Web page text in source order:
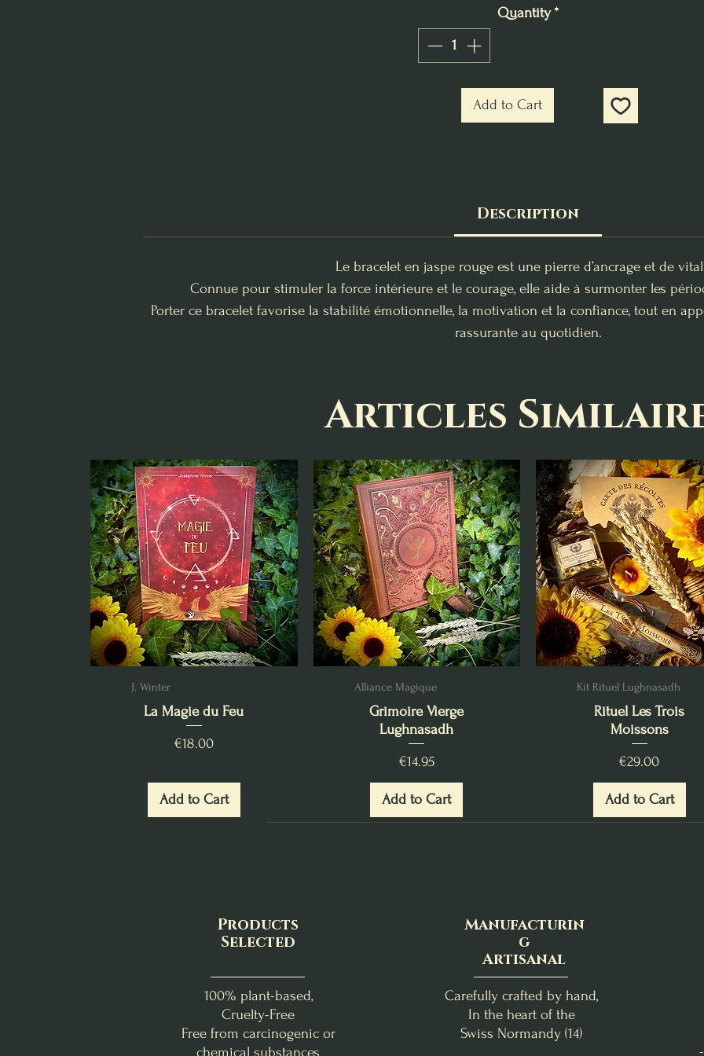
Quantity*
Add to Cart
Description
Le bracelet en jaspe rouge est une pierre d’ancrage et de
Connue pour stimuler la force intérieure et le courage, elle aide à surmonter les
Porter ce bracelet favorise la stabilité émotionnelle, la motivation et la confiance, tout en
rassurante au quotidien.
Articles
J. Winter
La Magie du Feu
Price
€18.00
Add to Cart
Alliance Magique
Grimoire Vierge
Lughnasadh
Price
€14.95
Add to Cart
Kit Rituel Lughnasadh
Rituel Les Trois
Moissons
Price
€29.00
Add to Cart
Products
Selected
100% plant-based,
Cruelty-Free
Free from carcinogenic or
chemical substances
Manufacturin
g
Artisanal
Carefully crafted by hand,
In the heart of the
Swiss Normandy (14)